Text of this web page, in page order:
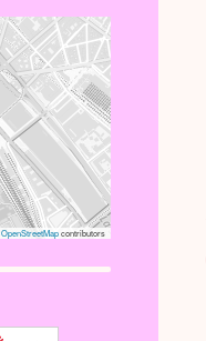
OpenStreetMapcontributors